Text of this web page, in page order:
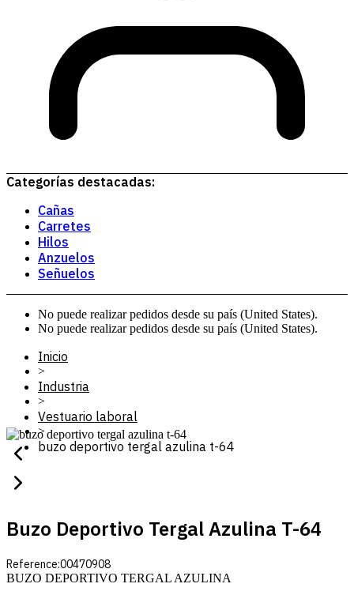
Categorías destacadas:
Cañas
Carretes
Hilos
Anzuelos
Señuelos
No puede realizar pedidos desde su país (United States).
No puede realizar pedidos desde su país (United States).
Inicio
>
Industria
>
Vestuario laboral
>
buzo deportivo tergal azulina t-64
Buzo Deportivo Tergal Azulina T-64
Reference:00470908
BUZO DEPORTIVO TERGAL AZULINA